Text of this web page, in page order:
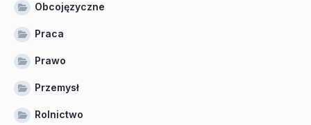
Obcojęzyczne
Praca
Prawo
Przemysł
Rolnictwo